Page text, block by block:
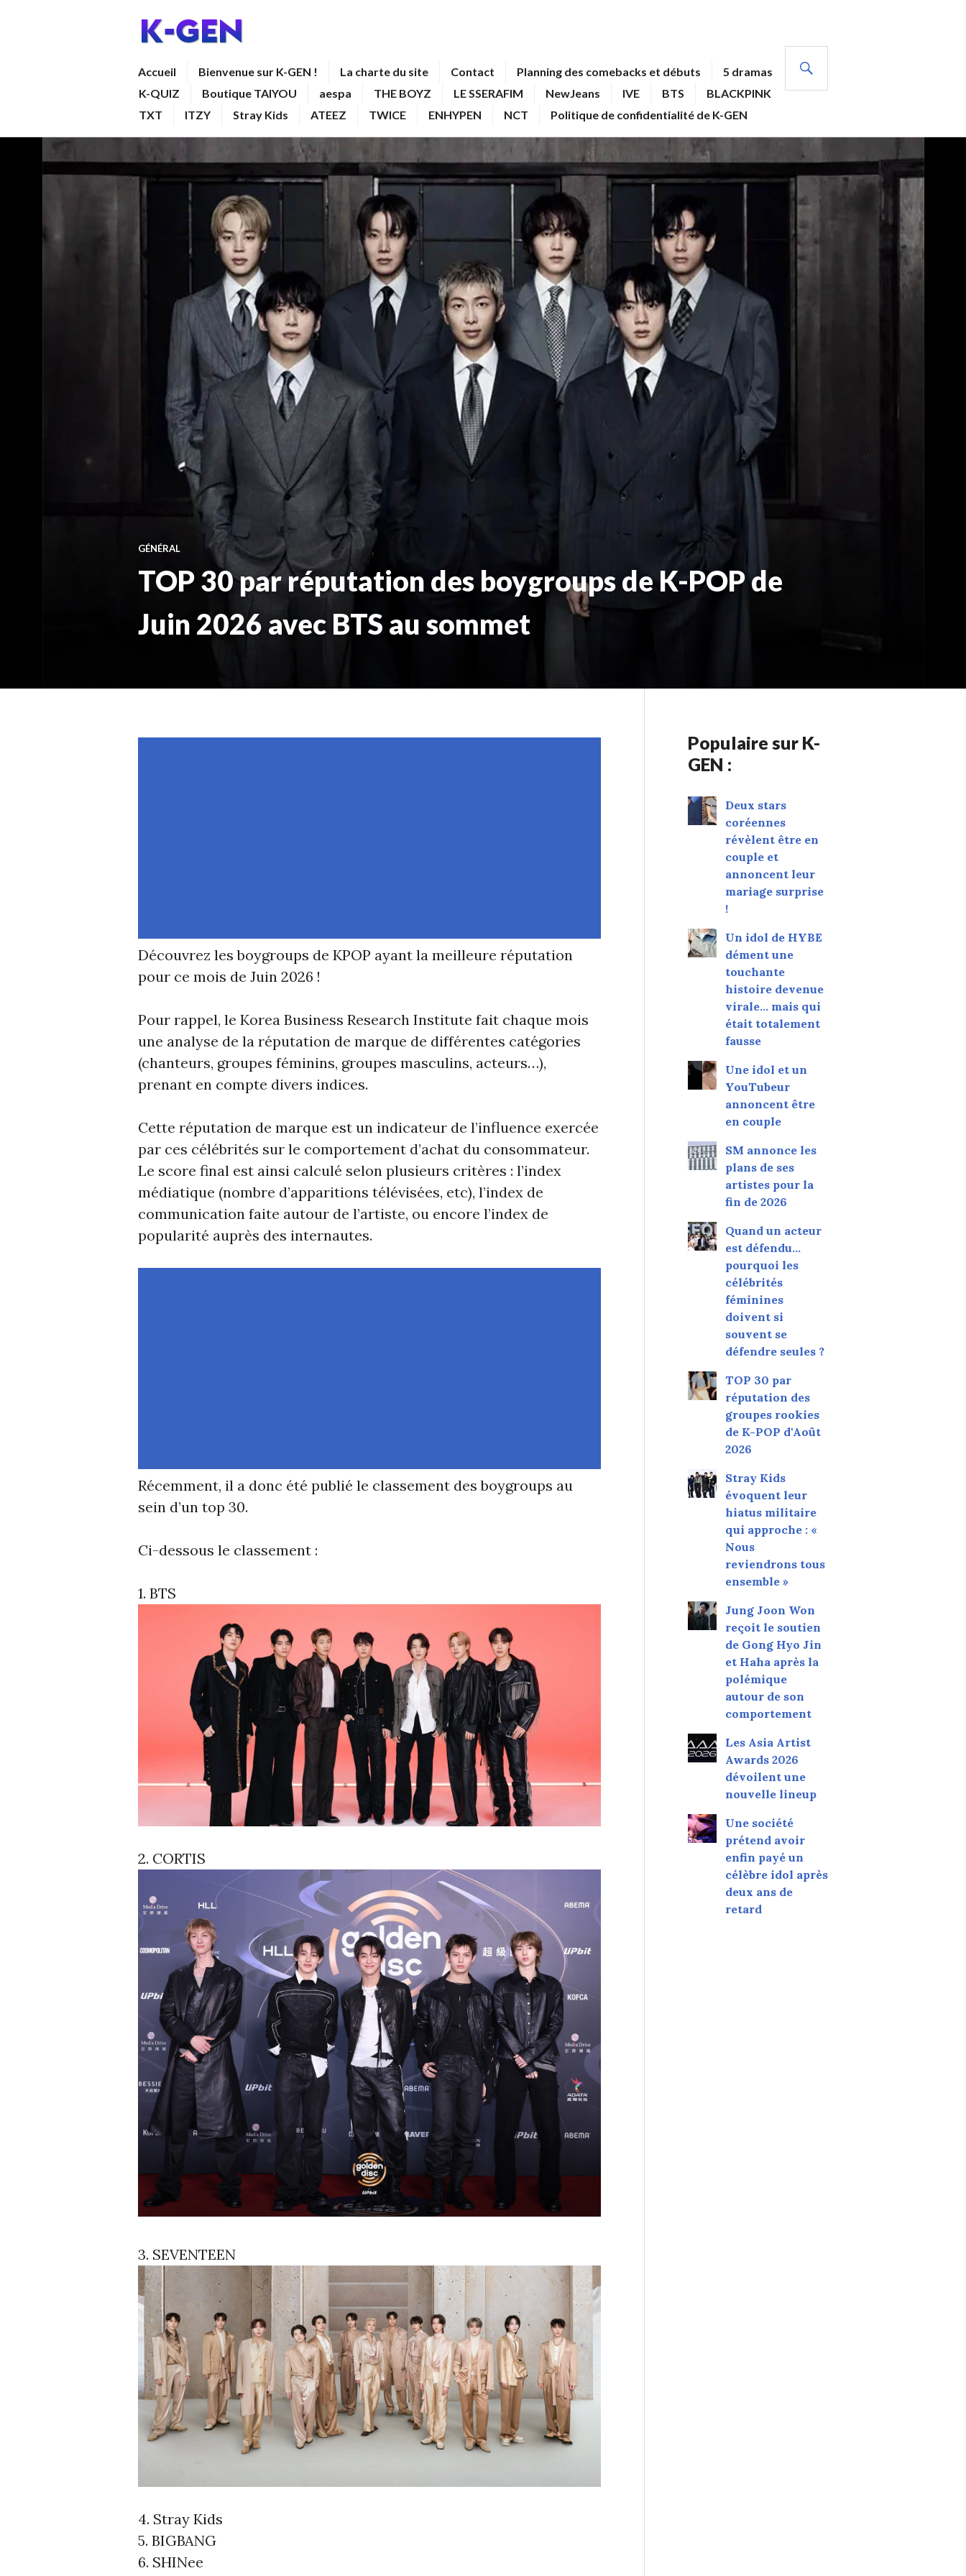
Accueil Bienvenue sur K-GEN ! La charte du site Contact Planning des comebacks et débuts
5 dramas
K-QUIZ
Boutique TAIYOU aespa THE BOYZ LE SSERAFIM NewJeans IVE BTS
BLACKPINK
TXT
ITZY Stray Kids ATEEZ TWICE ENHYPEN NCT Politique de confidentialité de K-GEN
GÉNÉRAL
TOP 30 par réputation des boygroups de K-POP de
Juin 2026 avec BTS au sommet
Découvrez les boygroups de KPOP ayant la meilleure réputation
pour ce mois de Juin 2026 !
Pour rappel, le Korea Business Research Institute fait chaque mois
une analyse de la réputation de marque de différentes catégories
(chanteurs, groupes féminins, groupes masculins, acteurs…),
prenant en compte divers indices.
Cette réputation de marque est un indicateur de l’influence exercée
par ces célébrités sur le comportement d’achat du consommateur.
Le score final est ainsi calculé selon plusieurs critères : l’index
médiatique (nombre d’apparitions télévisées, etc), l’index de
communication faite autour de l’artiste, ou encore l’index de
popularité auprès des internautes.
Récemment, il a donc été publié le classement des boygroups au
sein d’un top 30.
Ci-dessous le classement :
1. BTS
2. CORTIS
3. SEVENTEEN
4. Stray Kids
5. BIGBANG
6. SHINee
Populaire sur K-
GEN :
Deux stars
coréennes
révèlent être en
couple et
annoncent leur
mariage surprise
!
Un idol de HYBE
dément une
touchante
histoire devenue
virale... mais qui
était totalement
fausse
Une idol et un
YouTubeur
annoncent être
en couple
SM annonce les
plans de ses
artistes pour la
fin de 2026
Quand un acteur
est défendu…
pourquoi les
célébrités
féminines
doivent si
souvent se
défendre seules ?
TOP 30 par
réputation des
groupes rookies
de K-POP d'Août
2026
Stray Kids
évoquent leur
hiatus militaire
qui approche : «
Nous
reviendrons tous
ensemble »
Jung Joon Won
reçoit le soutien
de Gong Hyo Jin
et Haha après la
polémique
autour de son
comportement
Les Asia Artist
Awards 2026
dévoilent une
nouvelle lineup
Une société
prétend avoir
enfin payé un
célèbre idol après
deux ans de
retard